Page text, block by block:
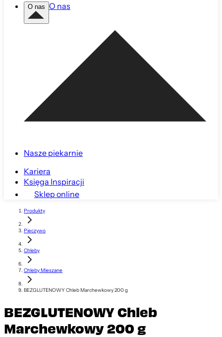
O nas O nas
Nasze piekarnie
Kariera
Księga Inspiracji
Sklep online
Produkty
Pieczywo
Chleby
Chleby Mieszane
BEZGLUTENOWY Chleb Marchewkowy 200 g
BEZGLUTENOWY Chleb
Marchewkowy 200 g